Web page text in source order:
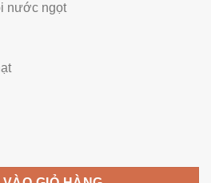
nước ngọt
NE1055 số lượng